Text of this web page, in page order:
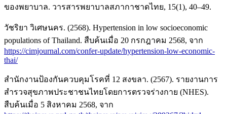
ของพยาบาล. วารสารพยาบาลสภากาชาดไทย, 15(1), 40–49.
วัชริยา วิเศษนคร. (2568). Hypertension in low socioeconomic
populations of Thailand. สืบค้นเมื่อ 20 กรกฎาคม 2568, จาก
https://cimjournal.com/confer-update/hypertension-low-economic-
thai/
สำนักงานป้องกันควบคุมโรคที่ 12 สงขลา. (2567). รายงานการ
สำรวจสุขภาพประชาชนไทยโดยการตรวจร่างกาย (NHES).
สืบค้นเมื่อ 5 สิงหาคม 2568, จาก